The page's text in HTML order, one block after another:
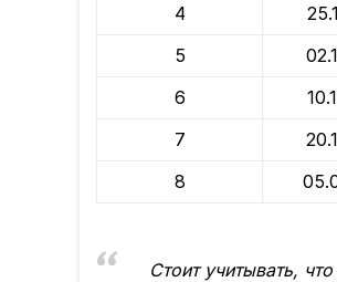
4
5
6
7
8
Стоит учитывать,